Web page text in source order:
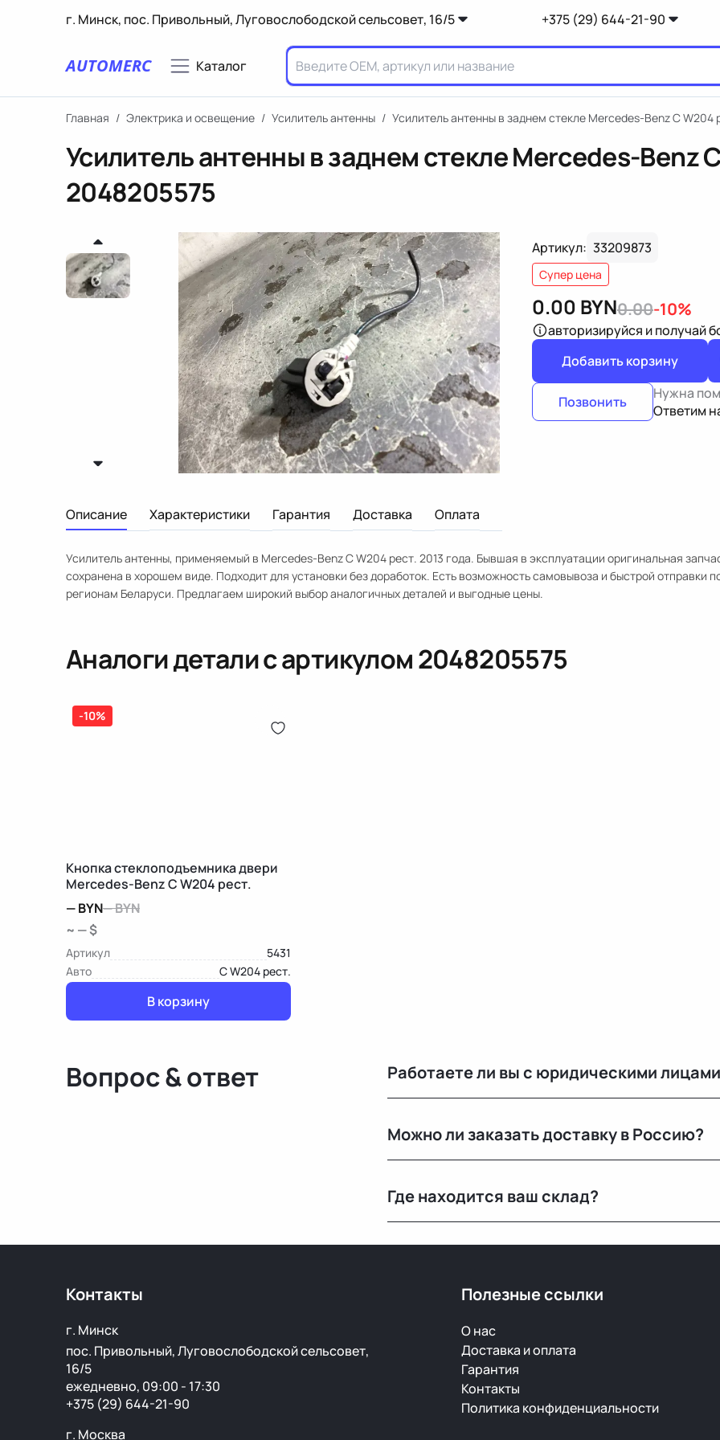
г. Минск, пос. Привольный, Луговослободской сельсовет, 16/5 +375 (29) 644-21-90
AUTOMERC Каталог
Главная / Электрика и освещение / Усилитель антенны / Усилитель антенны в заднем стекле Mercedes-Benz C W204
Усилитель антенны в заднем стекле Mercedes-Benz
2048205575
Артикул: 33209873
Супер цена
0.00 BYN0.00-10%
авторизируйся и получай
Добавить корзину
Позвонить
Нужна
Ответим
Описание Характеристики Гарантия Доставка Оплата
Усилитель антенны, применяемый в Mercedes-Benz C W204 рест. 2013 года. Бывшая в эксплуатации оригинальная
сохранена в хорошем виде. Подходит для установки без доработок. Есть возможность самовывоза и быстрой отправки
регионам Беларуси. Предлагаем широкий выбор аналогичных деталей и выгодные цены.
Аналоги детали с артикулом2048205575
-10%
Кнопка стеклоподъемника двери
Mercedes-Benz C W204 рест.
—BYN—BYN
~ — $
Артикул
5431
Авто
C W204 рест.
В корзину
Вопрос & ответ Работаете ли вы с юридическими
Можно ли заказать доставку в Россию?
транспортными компаниями.
Где находится ваш склад?
Контакты
г. Минск
пос. Привольный, Луговослободской сельсовет,
16/5
ежедневно, 09:00 - 17:30
+375 (29) 644-21-90
г. Москва
Полезные ссылки
О нас
Доставка и оплата
Гарантия
Контакты
Политика конфиденциальности